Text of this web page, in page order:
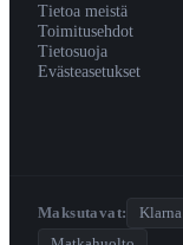
Tietoa meistä
Toimitusehdot
Tietosuoja
Evästeasetukset
Maksutavat: Klarna